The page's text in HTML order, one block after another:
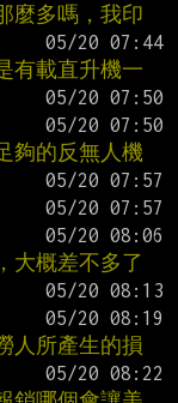
麼多嗎，我印
有載直升機一
夠的反無人機
大概差不多了
人所產生的損